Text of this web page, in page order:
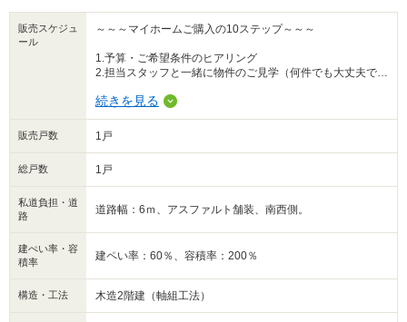
・どこの銀行で借りるとお得なの？
各提携銀行の比較、団体信用生命保険の内容や適切な借入額は？など...
販売スケジュ
ール
～～～マイホームご購入の10ステップ～～～
1.予算・ご希望条件のヒアリング
2.担当スタッフと一緒に物件のご見学（何件でも大丈夫で
3.購入したい物件の決定（お申込み）
4.住宅ローンの事前審査(全て弊社がお客様に代わり行いま
す。約1週間以内に結果が出ます)
5.住宅ローン事前審査承認後、物件のご契約（重要事項説明
6.事前審査承認後の銀行での住宅ローン本審査書類提出（約
2週間程度で結果が出ます)
7.ご契約の物件の傷や不具合の確認、ご指摘（ご指摘箇所は
お引渡しの前に手直しを行い、綺麗な状態でお引渡します)
8.火災保険・地震保険の打ち合わせ（火災保険募集人からご
9.住宅ローン本審査承認後、銀行での金銭消費貸借契約の契
約締結（ご融資を受けられる銀行との住宅ローンのご契約
です）
10.お引渡（保証書や鍵のお引渡しです）
続きを見る
販売戸数 1戸
総戸数 1戸
私道負担・道
路
道路幅：6ｍ、アスファルト舗装、南西側。
建ぺい率・容
積率
建ペい率：60％、容積率：200％
構造・工法 木造2階建（軸組工法）